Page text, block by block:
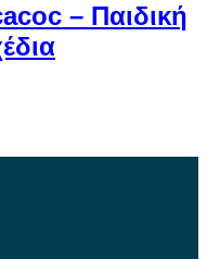
– Παιδική